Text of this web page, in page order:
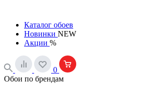
Каталог обоев
Новинки NEW
Акции %
0
Обои по брендам